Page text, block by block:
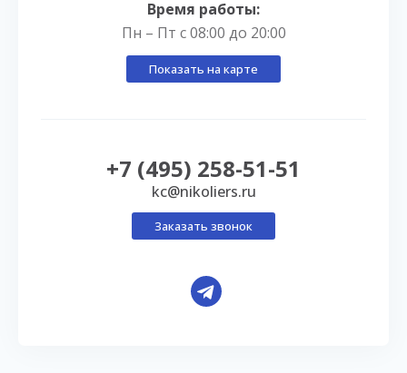
Время работы:
Пн – Пт с 08:00 до 20:00
Показать на карте
+7 (495) 258-51-51
kc@nikoliers.ru
Заказать звонок